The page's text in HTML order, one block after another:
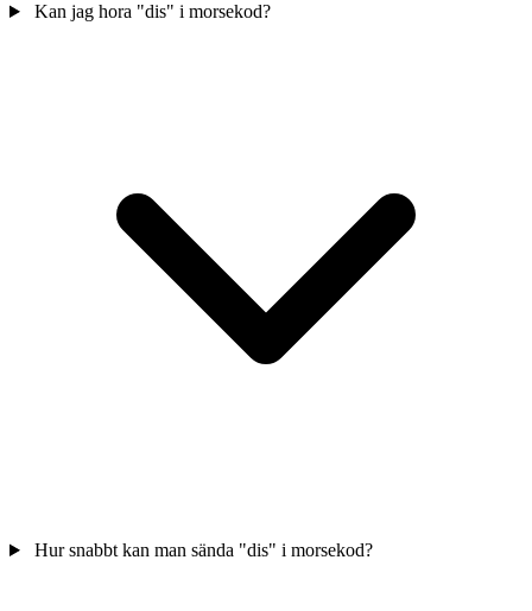
Kan jag hora "dis" i morsekod?
Hur snabbt kan man sända "dis" i morsekod?